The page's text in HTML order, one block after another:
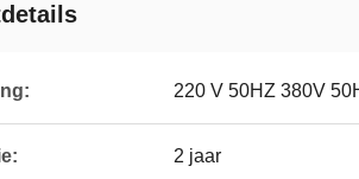
220 V 50HZ 380V
2 jaar